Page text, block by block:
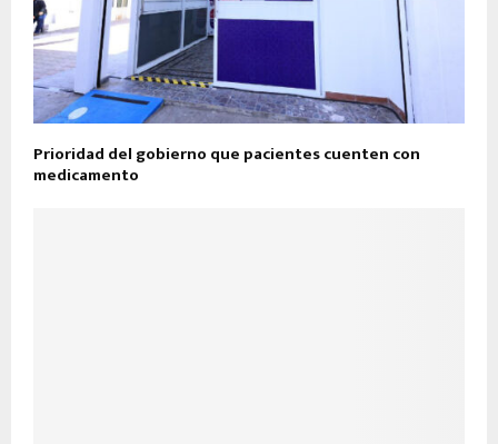
Prioridad del gobierno que pacientes cuenten con
medicamento